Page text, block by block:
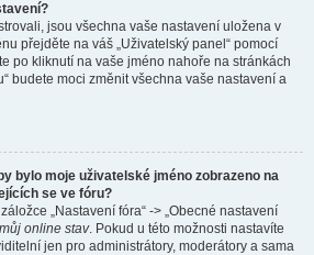
jsou všechna vaše nastavení uložena v
přejděte na váš „Uživatelský panel“ pomocí
po kliknutí na vaše jméno nahoře na stránkách
budete moci změnit všechna vaše nastavení a
bylo moje uživatelské jméno zobrazeno na
se ve fóru?
„Nastavení fóra“ -> „Obecné nastavení
online stav. Pokud u této možnosti nastavíte
jen pro administrátory, moderátory a sama